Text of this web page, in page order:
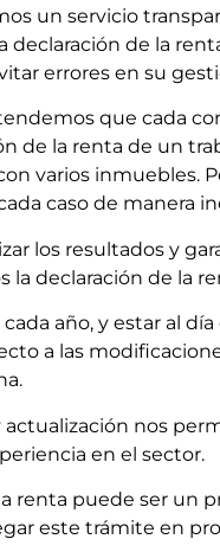
un servicio
declaración de la
errores en su
que cada
de la renta de un
varios inmuebles.
caso de manera
los resultados y
la declaración de la
año, y estar al
a las
nos
en el sector.
renta puede ser
este trámite en